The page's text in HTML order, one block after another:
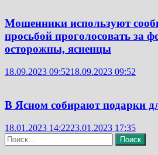
Мошенники используют
просьбой проголосовать за
осторожны, ясненцы
18.09.2023 09:5218.09.2023 09:52
В Ясном собирают подарки
18.01.2023 14:2223.01.2023 17:35
Найти: